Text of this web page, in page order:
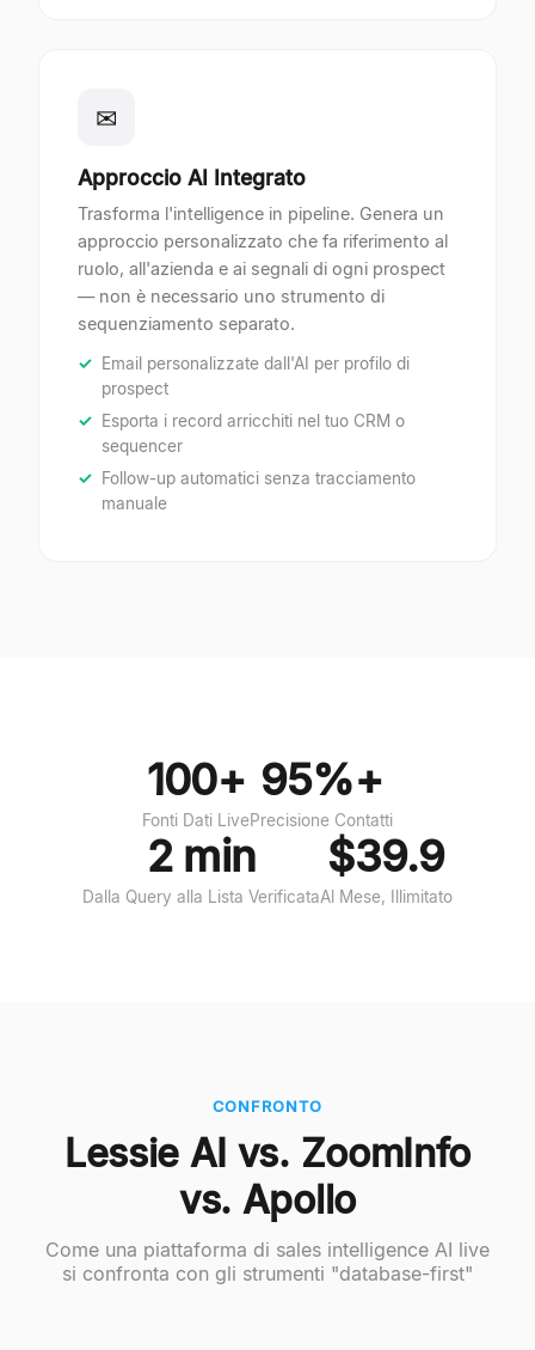
✉
Approccio AI Integrato
Trasforma l'intelligence in pipeline. Genera un
approccio personalizzato che fa riferimento al
ruolo, all'azienda e ai segnali di ogni prospect
— non è necessario uno strumento di
sequenziamento separato.
Email personalizzate dall'AI per profilo di
prospect
Esporta i record arricchiti nel tuo CRM o
sequencer
Follow-up automatici senza tracciamento
manuale
100+
Fonti Dati Live
95%+
Precisione Contatti
2 min
Dalla Query alla Lista Verificata
$39.9
Al Mese, Illimitato
CONFRONTO
Lessie AI vs. ZoomInfo
vs. Apollo
Come una piattaforma di sales intelligence AI live
si confronta con gli strumenti "database-first"